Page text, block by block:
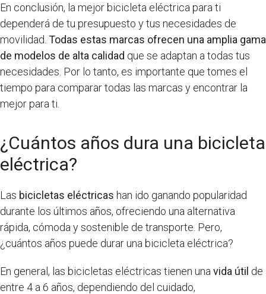
En conclusión, la mejor bicicleta eléctrica para ti
dependerá de tu presupuesto y tus necesidades de
movilidad. Todas estas marcas ofrecen una amplia gama
de modelos de alta calidad que se adaptan a todas tus
necesidades. Por lo tanto, es importante que tomes el
tiempo para comparar todas las marcas y encontrar la
mejor para ti.
¿Cuántos años dura una bicicleta
eléctrica?
Las bicicletas eléctricas han ido ganando popularidad
durante los últimos años, ofreciendo una alternativa
rápida, cómoda y sostenible de transporte. Pero,
¿cuántos años puede durar una bicicleta eléctrica?
En general, las bicicletas eléctricas tienen una vida útil de
entre 4 a 6 años, dependiendo del cuidado,